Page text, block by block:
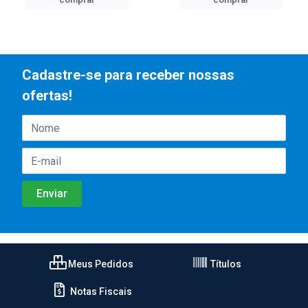
Cadastre-se para receber nossas
ofertas!
Meus Pedidos Títulos
Notas Fiscais